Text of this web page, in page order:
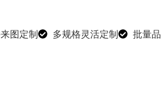
图定制 多规格灵活定制 批量